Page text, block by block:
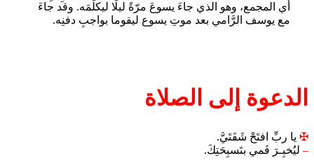
أي المجمع، وهو الذي جاءَ يسوعَ مرّةً ليلًا ليكلِّمَه. وقد جاءَ
مع يوسف الرَّامي بعد موتِ يسوع ليقوما بواجبِ دفنِه.
الدعوة إلى الصلاة
✠ يا ربِّ افتَحْ شَفَتَيَّ.
– ليُخبِـرَ فَمي بتَسبِحَتِكَ.